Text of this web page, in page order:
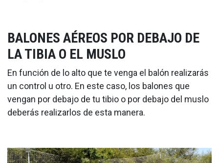
BALONES AÉREOS POR DEBAJO DE
LA TIBIA O EL MUSLO
En función de lo alto que te venga el balón realizarás
un control u otro. En este caso, los balones que
vengan por debajo de tu tibio o por debajo del muslo
deberás realizarlos de esta manera.